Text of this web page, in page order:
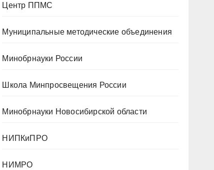
Центр ППМС
Муниципальные методические объединения
Минобрнауки России
Школа Минпросвещения России
Минобрнауки Новосибирской области
НИПКиПРО
НИМРО